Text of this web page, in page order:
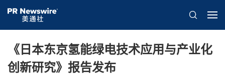
《日本东京氢能绿电技术应用与产业化
创新研究》报告发布